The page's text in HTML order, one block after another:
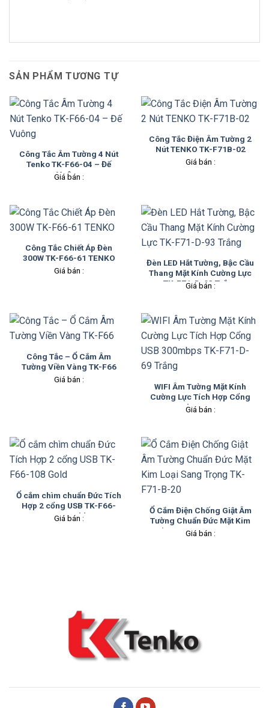
SẢN PHẨM TƯƠNG TỰ
Công Tắc Âm Tường 4 Nút
Tenko TK-F66-04 – Đế
Vuông
Giá bán :
Công Tắc Điện Âm Tường 2
Nút TENKO TK-F71B-02
Giá bán :
Công Tắc Chiết Áp Đèn
300W TK-F66-61 TENKO
Giá bán :
Đèn LED Hắt Tường, Bậc Cầu
Thang Mặt Kính Cường Lực
TK-F71-D-93 Trắng
Giá bán :
Công Tắc – Ổ Cắm Âm
Tường Viền Vàng TK-F66
Giá bán :
WIFI Âm Tường Mặt Kính
Cường Lực Tích Hợp Cổng
USB 300mbps TK-F71-D-69
Giá bán :
Ổ cắm chìm chuẩn Đức Tích
Hợp 2 cổng USB TK-F66-
108 Gold
Giá bán :
Ổ Cắm Điện Chống Giật Âm
Tường Chuẩn Đức Mặt Kim
Loại Sang Trọng TK-F71-B-
Giá bán :